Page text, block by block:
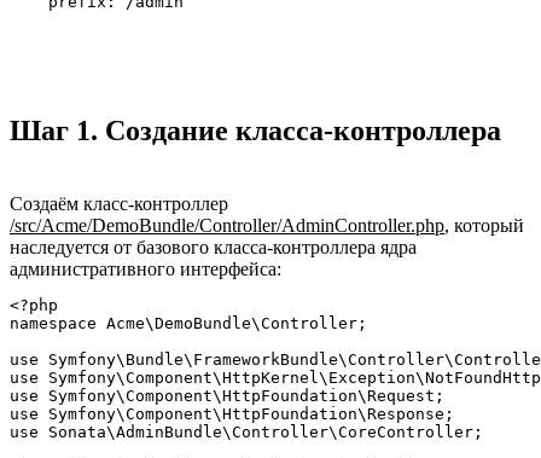
Шаг 1. Создание класса-контроллера
Создаём класс-контроллер
/src/Acme/DemoBundle/Controller/AdminController.php, который
наследуется от базового класса-контроллера ядра
административного интерфейса:
<?php
namespace Acme\DemoBundle\Controller;
use
use
use Symfony\Component\HttpFoundation\Request;
use Symfony\Component\HttpFoundation\Response;
use Sonata\AdminBundle\Controller\CoreController;